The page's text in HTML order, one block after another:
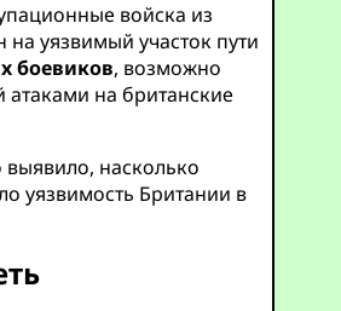
войска из
уязвимый участок пути
боевиков, возможно
на британские
выявило, насколько
уязвимость Британии в